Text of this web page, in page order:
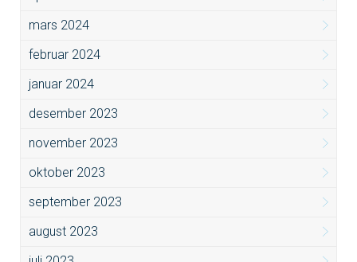
mars 2024
februar 2024
januar 2024
desember 2023
november 2023
oktober 2023
september 2023
august 2023